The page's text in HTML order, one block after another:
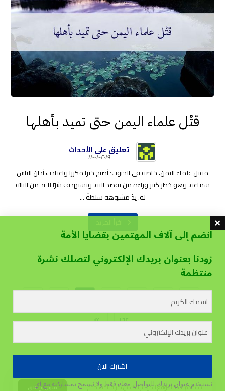
قتْل علماء اليمن حتى تميد بأهلها
تعليق على الأحداث
٢٠١٩-٠١-١١
مقتل علماء اليمن، خاصة في الجنوب؛ أصبح خبرا مكررا واعتادت آذان الناس
سماعه، وهو خطر كبير وراءه من يقصد اليه، ويستهدف شرّا لا بد من التنبّه
له. يدٌ مشبوهة سلطةٌ ...
١٦٢
يستخدم هذا الموقع الكوكيز لتحسين تجربة المستخدم. قبول وإغلاق
انضم إلى آلاف المهتمين بقضايا الأمة
زودنا بعنوان بريدك الإلكتروني لتصلك نشرة
منتظمة
اشترك الآن
نستخدم عنوان بريدك للتواصل معك فقط ولا نسمح بمشاركته مع أي